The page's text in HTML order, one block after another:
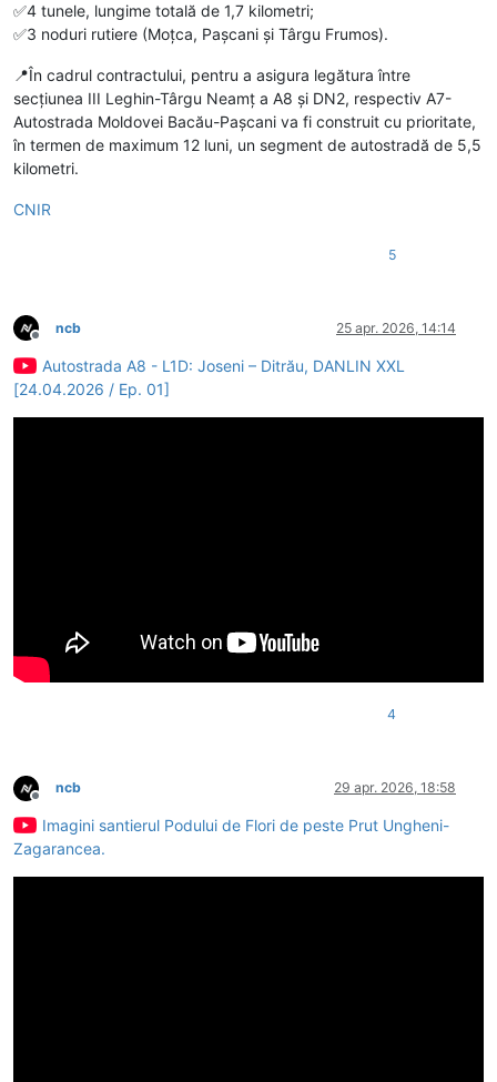
✅4 tunele, lungime totală de 1,7 kilometri;
✅3 noduri rutiere (Moțca, Pașcani și Târgu Frumos).
📍În cadrul contractului, pentru a asigura legătura între
secțiunea III Leghin-Târgu Neamț a A8 și DN2, respectiv A7-
Autostrada Moldovei Bacău-Pașcani va fi construit cu prioritate,
în termen de maximum 12 luni, un segment de autostradă de 5,5
kilometri.
CNIR
5
Deconectat
ncb 25 apr. 2026, 14:14
Autostrada A8 - L1D: Joseni – Ditrău, DANLIN XXL
[24.04.2026 / Ep. 01]
4
Deconectat
ncb 29 apr. 2026, 18:58
Imagini santierul Podului de Flori de peste Prut Ungheni-
Zagarancea.